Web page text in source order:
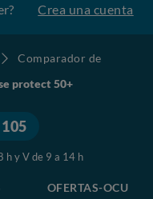
Crea una cuenta
Comparador de
protect 50+
h y V de 9 a 14 h
OFERTAS-OCU